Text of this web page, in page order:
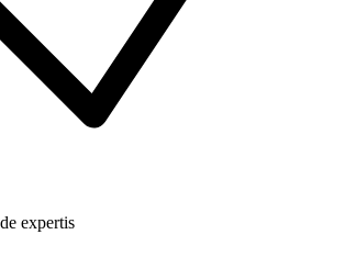
expertis